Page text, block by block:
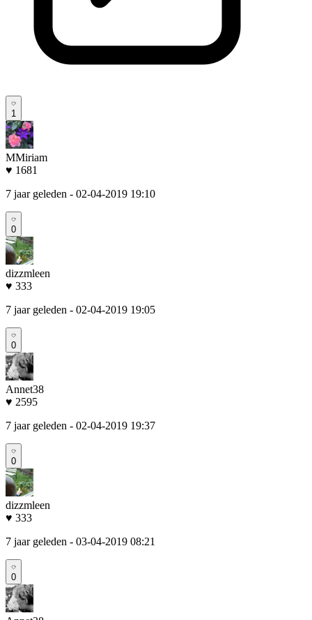
1
MMiriam
♥ 1681
7 jaar geleden - 02-04-2019 19:10
0
dizzmleen
♥ 333
7 jaar geleden - 02-04-2019 19:05
0
Annet38
♥ 2595
7 jaar geleden - 02-04-2019 19:37
0
dizzmleen
♥ 333
7 jaar geleden - 03-04-2019 08:21
0